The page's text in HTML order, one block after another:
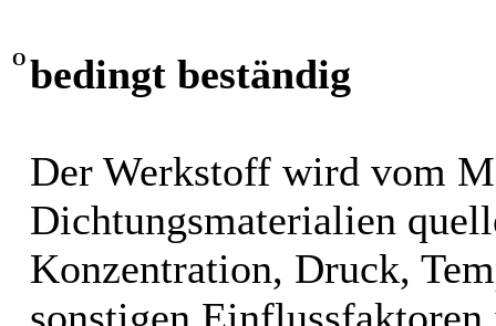
O bedingt beständig
Der Werkstoff wird vom
Dichtungsmaterialien
Konzentration, Druck,